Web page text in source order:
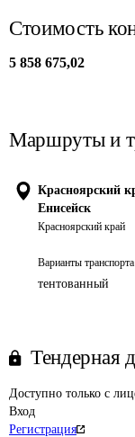
Стоимость
5 858 675,02
Маршруты и
Красноярский
Енисейск
Красноярский край
Варианты транспорта
тентованный
Тендерная
Доступно только с
Вход
Регистрация